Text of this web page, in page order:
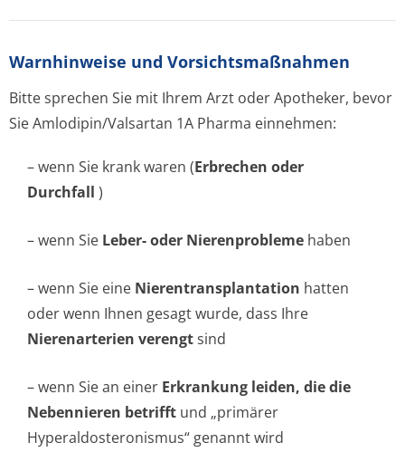
Warnhinweise und Vorsichtsmaßnahmen
Bitte sprechen Sie mit Ihrem Arzt oder Apotheker, bevor
Sie Amlodipin/Valsartan 1A Pharma einnehmen:
– wenn Sie krank waren (Erbrechen oder
Durchfall )
– wenn Sie Leber- oder Nierenprobleme haben
– wenn Sie eine Nierentransplan­tation hatten
oder wenn Ihnen gesagt wurde, dass Ihre
Nierenarterien verengtsind
– wenn Sie an einer Erkrankung leiden, die die
Nebennieren betrifft und „primärer
Hyperaldostero­nismus“ genannt wird